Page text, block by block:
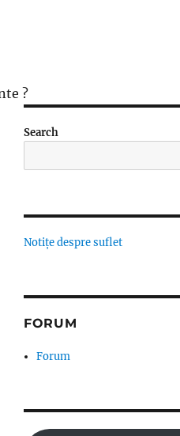
?
Search
Notițe despre suflet
FORUM
Forum